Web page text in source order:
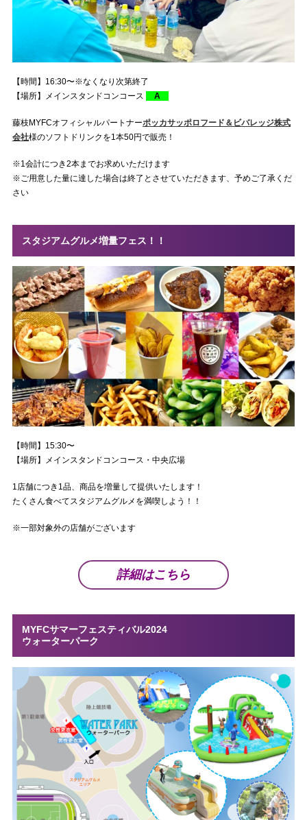
【時間】16:30〜※なくなり次第終了
【場所】メインスタンドコンコース
A
藤枝MYFCオフィシャルパートナーポッカサッポロフード＆ビバレッジ株式
会社様のソフトドリンクを1本50円で販売！
※1会計につき2本までお求めいただけます
※ご用意した量に達した場合は終了とさせていただきます、予めご了承くだ
さい
スタジアムグルメ増量フェス！！
【時間】15:30〜
【場所】メインスタンドコンコース・中央広場
1 店舗につき 1 品、商品を増量して提供いたします！
たくさん食べてスタジアムグルメを満喫しよう！！
※一部対象外の店舗がございます
詳細はこちら
MYFCサマーフェスティバル2024
ウォーターパーク